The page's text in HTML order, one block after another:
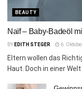
BEAUTY
Naïf – Baby-Badeöl
BY EDITH STEGER 6.
Eltern wollen das
Haut. Doch in einer Welt